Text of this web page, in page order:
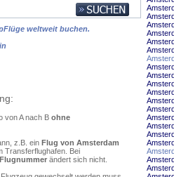
weltweit buchen.
von A nach B ohne
z.B. ein Flug von Amsterdam
Transferflughafen. Bei
Flugnummer ändert sich nicht.